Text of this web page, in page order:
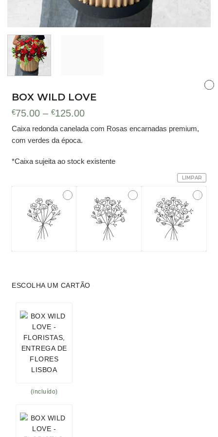
BOX WILD LOVE
€75.00 – €125.00Price
€75.00
Caixa redonda canelada com Rosas encarnadas premium,
com verdes da época.
*Caixa sujeita ao stock existente
LIMPAR
ESCOLHA UM CARTÃO
(incluído)